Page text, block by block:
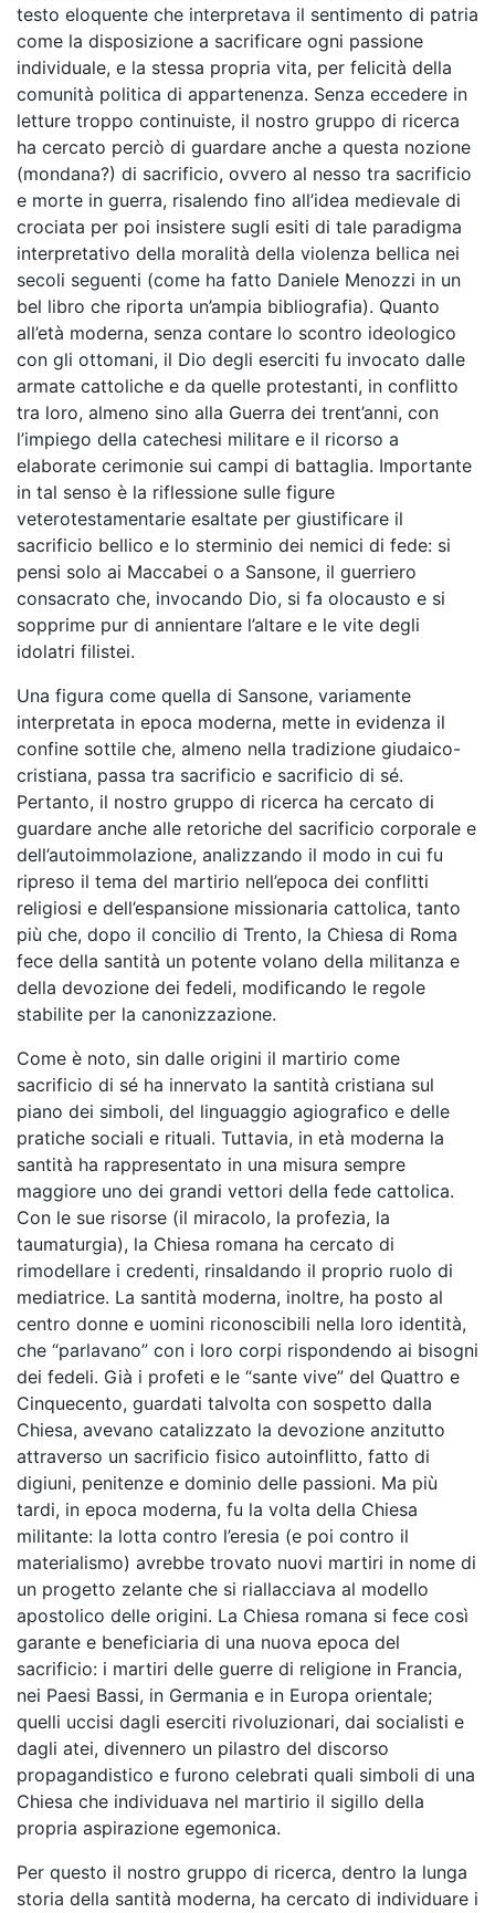
testo eloquente che interpretava il sentimento di patria
come la disposizione a sacrificare ogni passione
individuale, e la stessa propria vita, per felicità della
comunità politica di appartenenza. Senza eccedere in
letture troppo continuiste, il nostro gruppo di ricerca
ha cercato perciò di guardare anche a questa nozione
(mondana?) di sacrificio, ovvero al nesso tra sacrificio
e morte in guerra, risalendo fino all’idea medievale di
crociata per poi insistere sugli esiti di tale paradigma
interpretativo della moralità della violenza bellica nei
secoli seguenti (come ha fatto Daniele Menozzi in un
bel libro che riporta un’ampia bibliografia). Quanto
all’età moderna, senza contare lo scontro ideologico
con gli ottomani, il Dio degli eserciti fu invocato dalle
armate cattoliche e da quelle protestanti, in conflitto
tra loro, almeno sino alla Guerra dei trent’anni, con
l’impiego della catechesi militare e il ricorso a
elaborate cerimonie sui campi di battaglia. Importante
in tal senso è la riflessione sulle figure
veterotestamentarie esaltate per giustificare il
sacrificio bellico e lo sterminio dei nemici di fede: si
pensi solo ai Maccabei o a Sansone, il guerriero
consacrato che, invocando Dio, si fa olocausto e si
sopprime pur di annientare l’altare e le vite degli
idolatri filistei.
Una figura come quella di Sansone, variamente
interpretata in epoca moderna, mette in evidenza il
confine sottile che, almeno nella tradizione giudaico-
cristiana, passa tra sacrificio e sacrificio di sé.
Pertanto, il nostro gruppo di ricerca ha cercato di
guardare anche alle retoriche del sacrificio corporale e
dell’autoimmolazione, analizzando il modo in cui fu
ripreso il tema del martirio nell’epoca dei conflitti
religiosi e dell’espansione missionaria cattolica, tanto
più che, dopo il concilio di Trento, la Chiesa di Roma
fece della santità un potente volano della militanza e
della devozione dei fedeli, modificando le regole
stabilite per la canonizzazione.
Come è noto, sin dalle origini il martirio come
sacrificio di sé ha innervato la santità cristiana sul
piano dei simboli, del linguaggio agiografico e delle
pratiche sociali e rituali. Tuttavia, in età moderna la
santità ha rappresentato in una misura sempre
maggiore uno dei grandi vettori della fede cattolica.
Con le sue risorse (il miracolo, la profezia, la
taumaturgia), la Chiesa romana ha cercato di
rimodellare i credenti, rinsaldando il proprio ruolo di
mediatrice. La santità moderna, inoltre, ha posto al
centro donne e uomini riconoscibili nella loro identità,
che “parlavano” con i loro corpi rispondendo ai bisogni
dei fedeli. Già i profeti e le “sante vive” del Quattro e
Cinquecento, guardati talvolta con sospetto dalla
Chiesa, avevano catalizzato la devozione anzitutto
attraverso un sacrificio fisico autoinflitto, fatto di
digiuni, penitenze e dominio delle passioni. Ma più
tardi, in epoca moderna, fu la volta della Chiesa
militante: la lotta contro l’eresia (e poi contro il
materialismo) avrebbe trovato nuovi martiri in nome di
un progetto zelante che si riallacciava al modello
apostolico delle origini. La Chiesa romana si fece così
garante e beneficiaria di una nuova epoca del
sacrificio: i martiri delle guerre di religione in Francia,
nei Paesi Bassi, in Germania e in Europa orientale;
quelli uccisi dagli eserciti rivoluzionari, dai socialisti e
dagli atei, divennero un pilastro del discorso
propagandistico e furono celebrati quali simboli di una
Chiesa che individuava nel martirio il sigillo della
propria aspirazione egemonica.
Per questo il nostro gruppo di ricerca, dentro la lunga
storia della santità moderna, ha cercato di individuare i